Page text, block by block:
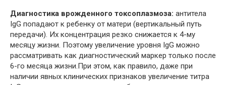
Диагностика врожденного токсоплазмоза: антитела
IgG попадают к ребенку от матери (вертикальный путь
передачи). Их концентрация резко снижается к 4-му
месяцу жизни. Поэтому увеличение уровня IgG можно
рассматривать как диагностический маркер только после
6-го месяца жизни.При этом, как правило, даже при
наличии явных клинических признаков увеличение титра